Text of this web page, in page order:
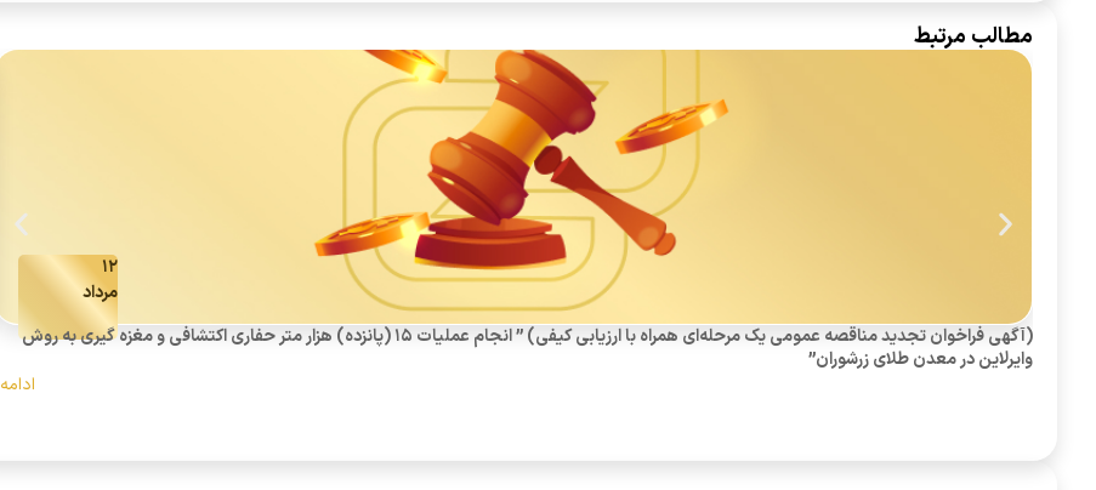
مطالب مرتبط
۱۲
مرداد
(آگهی فراخوان تجدید مناقصه عمومی یک مرحله‌ای همراه با ارزیابی کیفی) ” انجام عملیات 15 (پانزده) هزار متر حفاری اکتشافی و مغزه گیری به روش
وایرلاین در معدن طلای زرشوران”
ادامه